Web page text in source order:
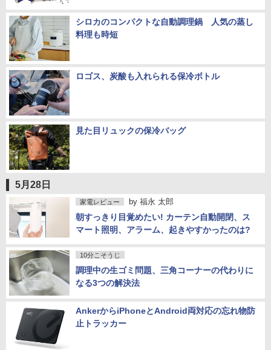
シロカのコンパクトな自動調理鍋 人気の蒸し
料理も時短
ロゴス、炭酸も入れられる保冷ボトル
見た目リュックの保冷バッグ
5月28日
家電レビュー by 福永 太郎
朝すっきり目覚めたい! カーテン自動開閉、ス
マート照明、アラーム、起きやすかったのは?
10分こそうじ
調理中の生ゴミ問題、三角コーナーの代わりに
なる3つの解決法
AnkerからiPhoneとAndroid両対応の忘れ物防
止トラッカー